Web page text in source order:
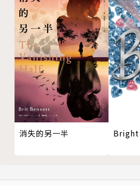
新散文集《黑日》之中，現實以另
為極限的處境、崩毀的秩序。然而
裡筆下，自有遍地磚瓦也無法掩蓋
《黑日》是我們所處的二十一世紀
罕有、純粹的聲音，由香港向世界
日》這樣的作品，正可以讓我們看
與暴力的面前，如何是一股無畏的
溫柔的力量。
消失的另一半 Bright